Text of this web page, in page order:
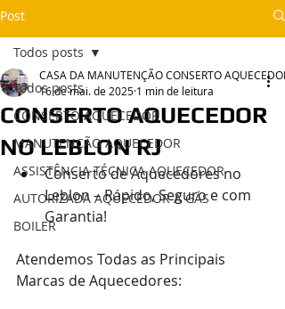
Post
Todos posts
CONSERTO AQUECEDOR
MANUTENÇÃO AQUECEDOR
ASSISTÊNCIA TÉCNICA AQUECEDOR
AUTORIZADA AQUECEDOR A GÁS
BOILER
Todos posts
CONSERTO AQUECEDOR
NO LEBLON RJ
CASA DA MANUTENÇÃO CONSERTO
16 de mai. de 2025 1 min de leitura
Conserto de Aquecedores no
Leblon – Rápido, Seguro e com
Garantia!
Atendemos Todas as Principais
Marcas de Aquecedores: